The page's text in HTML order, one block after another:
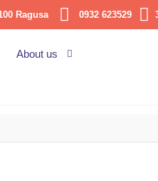
Ragusa 0932 623529
About us